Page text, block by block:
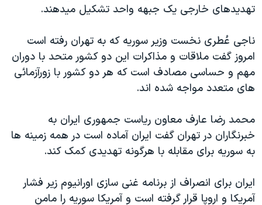
جهش
جستجو
ورزشی
ویژه برنامه‌ها
ویدیوها
فرهنگ و زندگی
حقوق شهروندی
اقتصادی
علم و فناوری
اسرائیل در جنگ
گالری عکس
جام جهانی ۲۰۲۶
۲۵۰سالگی آمریکا
بایگانی برنامه‌های تلویزیونی
مستندها
انتخابات ریاست جمهوری آمریکا ۲۰۲۴
حمله جمهوری اسلامی به اسرائیل
رمز مهسا
ورزش زنان در ایران
اعتراضات زن، زندگی، آزادی
فرکانس‌های صدای آمریکا
یادگیری زبان انگلیسی
دنبال کنید
تهديدهای خارجی يک جبهه واحد تشکيل ميدهند.
ناجی عُطری نخست وزير سوريه که به تهران رفته است
امروز گفت ملاقات و مذاکرات اين دو کشور متحد با دوران
مهم و حساسی مصادف است که هر دو کشور با زورآزمائی
های متعدد مواجه شده اند.
محمد رضا عارف معاون رياست جمهوری ايران به
خبرنگاران در تهران گفت ايران آماده است در همه زمينه ها
به سوريه برای مقابله با هرگونه تهديدی کمک کند.
ايران برای انصراف از برنامه غنی سازی اورانيوم زير فشار
آمريکا و اروپا قرار گرفته است و آمريکا سوريه را مامن